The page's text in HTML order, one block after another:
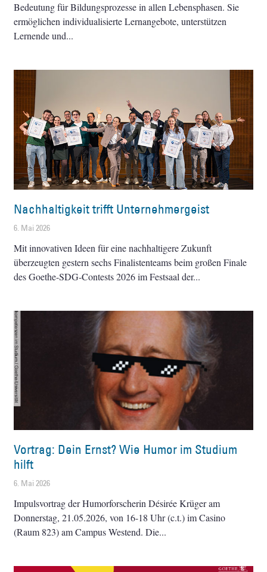
Bedeutung für Bildungsprozesse in allen Lebensphasen. Sie
ermöglichen individualisierte Lernangebote, unterstützen
Lernende und
Nachhaltigkeit trifft Unternehmergeist
6. Mai 2026
Mit innovativen Ideen für eine nachhaltigere Zukunft
überzeugten gestern sechs Finalistenteams beim großen Finale
des Goethe-SDG-Contests 2026 im Festsaal der
Vortrag: Dein Ernst? Wie Humor im Studium
hilft
6. Mai 2026
Impulsvortrag der Humorforscherin Désirée Krüger am
Donnerstag, 21.05.2026, von 16-18 Uhr (c.t.) im Casino
(Raum 823) am Campus Westend. Die